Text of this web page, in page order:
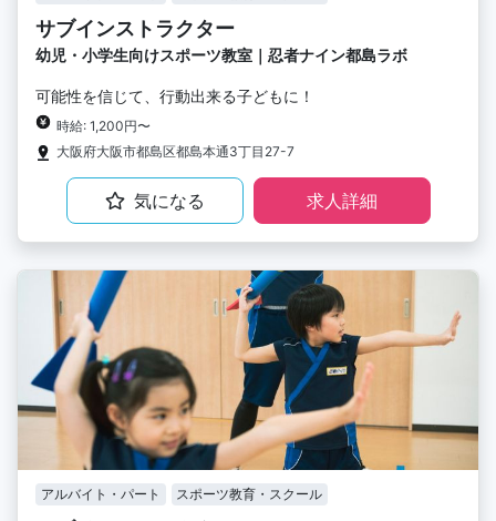
サブインストラクター
幼児・小学生向けスポーツ教室｜忍者ナイン都島ラボ
可能性を信じて、行動出来る子どもに！
時給: 1,200円〜
大阪府大阪市都島区都島本通3丁目27-7
気になる 求人詳細
アルバイト・パート スポーツ教育・スクール